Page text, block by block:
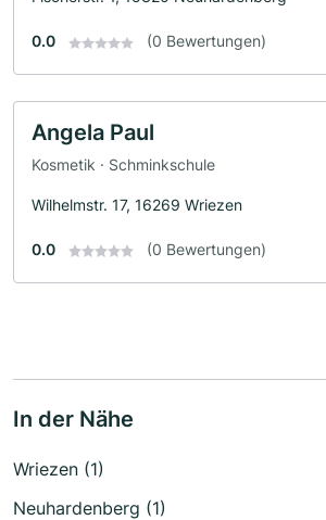
0.0 (0 Bewertungen)
Angela Paul
Kosmetik · Schminkschule
Wilhelmstr. 17, 16269 Wriezen
0.0 (0 Bewertungen)
In der Nähe
Wriezen (1)
Neuhardenberg (1)